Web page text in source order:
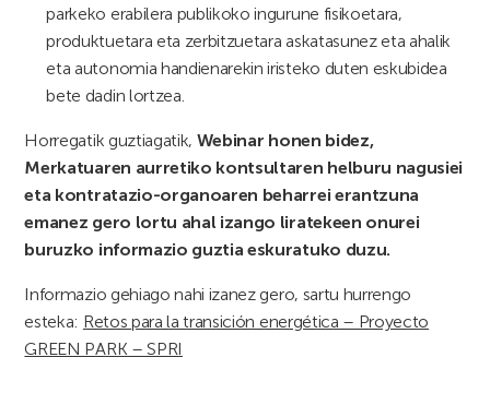
parkeko erabilera publikoko ingurune fisikoetara,
produktuetara eta zerbitzuetara askatasunez eta ahalik
eta autonomia handienarekin iristeko duten eskubidea
bete dadin lortzea.
Horregatik guztiagatik, Webinar honen bidez,
Merkatuaren aurretiko kontsultaren helburu nagusiei
eta kontratazio-organoaren beharrei erantzuna
emanez gero lortu ahal izango liratekeen onurei
buruzko informazio guztia eskuratuko duzu.
Informazio gehiago nahi izanez gero, sartu hurrengo
esteka: Retos para la transición energética – Proyecto
GREEN PARK – SPRI